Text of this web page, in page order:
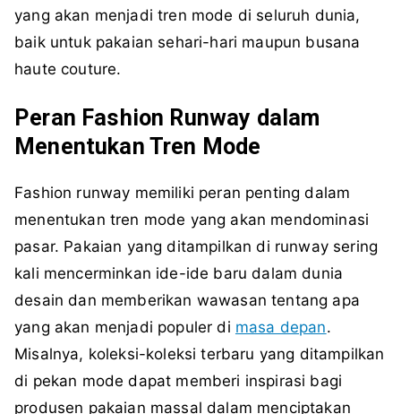
yang akan menjadi tren mode di seluruh dunia,
baik untuk pakaian sehari-hari maupun busana
haute couture.
Peran Fashion Runway dalam
Menentukan Tren Mode
Fashion runway memiliki peran penting dalam
menentukan tren mode yang akan mendominasi
pasar. Pakaian yang ditampilkan di runway sering
kali mencerminkan ide-ide baru dalam dunia
desain dan memberikan wawasan tentang apa
yang akan menjadi populer di masa depan.
Misalnya, koleksi-koleksi terbaru yang ditampilkan
di pekan mode dapat memberi inspirasi bagi
produsen pakaian massal dalam menciptakan